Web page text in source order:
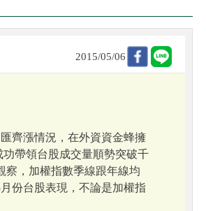
2015/05/06
齊漲情況，在外資資金蜂擁
帶領台股成交量順勢突破千
察，加權指數季線跟年線均
份台股表現，不論是加權指